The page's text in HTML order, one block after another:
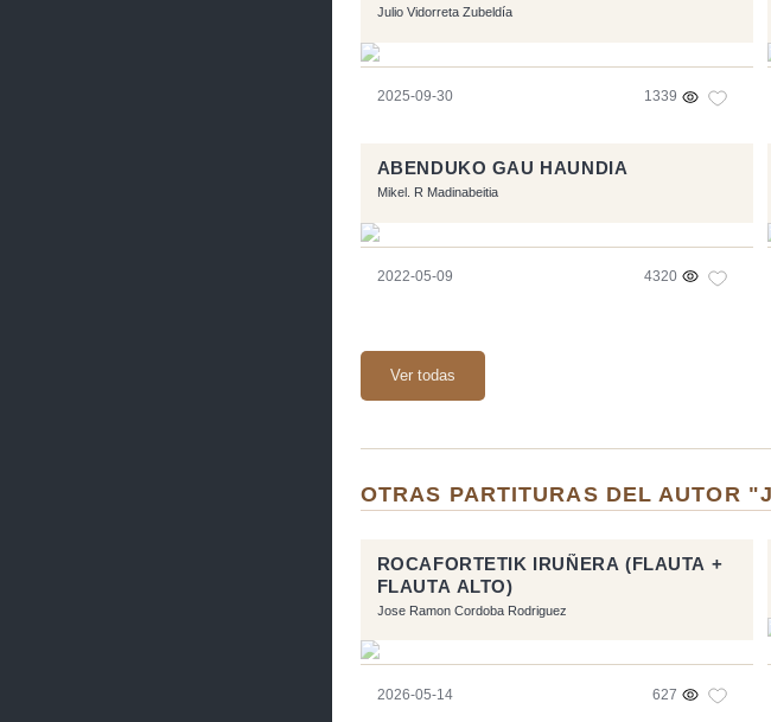
Julio Vidorreta Zubeldía
2025-09-30 1339
ABENDUKO GAU HAUNDIA
Mikel. R Madinabeitia
2022-05-09 4320
Ver todas
OTRAS PARTITURAS DEL AUTOR
ROCAFORTETIK IRUÑERA (FLAUTA +
FLAUTA ALTO)
Jose Ramon Cordoba Rodriguez
2026-05-14 627